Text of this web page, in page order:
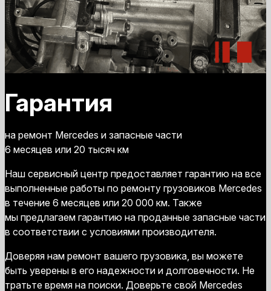
Гарантия
на ремонт Mercedes и запасные части
6 месяцев или 20 тысяч км
Наш сервисный центр предоставляет гарантию на все
выполненные работы по ремонту грузовиков Mercedes
в течение 6 месяцев или 20 000 км. Также
мы предлагаем гарантию на проданные запасные части
в соответствии с условиями производителя.
Доверяя нам ремонт вашего грузовика, вы можете
быть уверены в его надежности и долговечности. Не
тратьте время на поиски. Доверьте свой Mercedes